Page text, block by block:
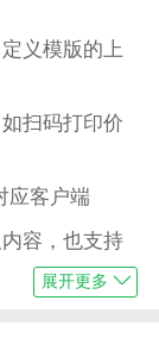
义模版的上
扫码打印价
应客户端
容，也支持
展开更多